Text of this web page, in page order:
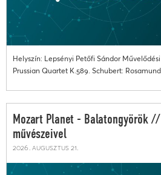
Helyszín: Lepsényi Petőfi Sándor
Prussian Quartet K.589. Schubert:
Mozart Planet - Balatongyörök
művészeivel
2026. augusztus 21.